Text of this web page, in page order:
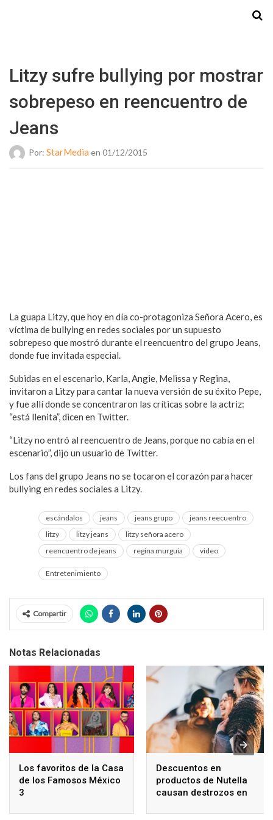
Litzy sufre bullying por mostrar
sobrepeso en reencuentro de
Jeans
Por: StarMedia en 01/12/2015
La guapa Litzy, que hoy en día co-protagoniza Señora Acero, es
víctima de bullying en redes sociales por un supuesto
sobrepeso que mostró durante el reencuentro del grupo Jeans,
donde fue invitada especial.
Subidas en el escenario, Karla, Angie, Melissa y Regina,
invitaron a Litzy para cantar la nueva versión de su éxito Pepe,
y fue allí donde se concentraron las críticas sobre la actriz:
“está llenita”, dicen en Twitter.
“Litzy no entró al reencuentro de Jeans, porque no cabía en el
escenario”, dijo un usuario de Twitter.
Los fans del grupo Jeans no se tocaron el corazón para hacer
bullying en redes sociales a Litzy.
escándalos jeans jeans grupo
jeans reecuentro
litzy
litzy jeans
litzy señora acero
reencuentro de jeans
regina murguia video
Entretenimiento
Compartir
Notas Relacionadas
Los favoritos de la Casa
de los Famosos México
3
Descuentos en
productos de Nutella
causan destrozos en